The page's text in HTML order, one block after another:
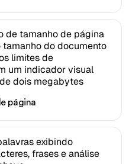
página